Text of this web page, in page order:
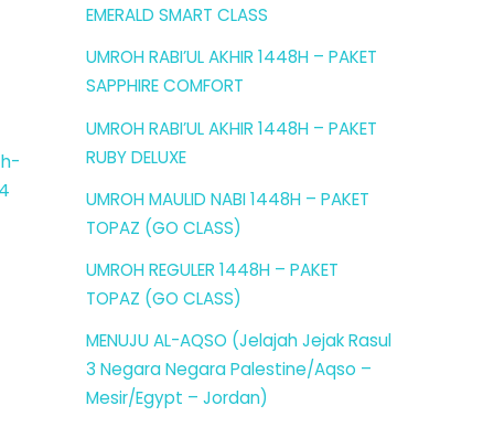
EMERALD SMART CLASS
UMROH RABI’UL AKHIR 1448H – PAKET
SAPPHIRE COMFORT
UMROH RABI’UL AKHIR 1448H – PAKET
RUBY DELUXE
UMROH MAULID NABI 1448H – PAKET
TOPAZ (GO CLASS)
UMROH REGULER 1448H – PAKET
TOPAZ (GO CLASS)
MENUJU AL-AQSO (Jelajah Jejak Rasul
3 Negara Negara Palestine/Aqso –
Mesir/Egypt – Jordan)